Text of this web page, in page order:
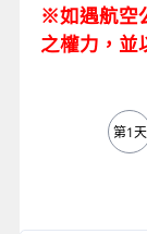
※如遇航空
之權力，並
第1天